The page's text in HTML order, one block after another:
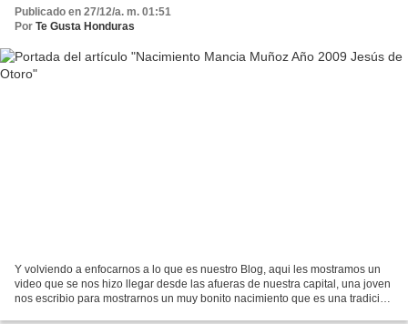
Publicado en 27/12/a. m. 01:51
Por Te Gusta Honduras
Y volviendo a enfocarnos a lo que es nuestro Blog, aqui les mostramos un
video que se nos hizo llegar desde las afueras de nuestra capital, una joven
nos escribio para mostrarnos un muy bonito nacimiento que es una tradicion